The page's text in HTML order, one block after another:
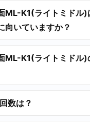
ML-K1(ライトミドル)
向いていますか？
ML-K1(ライトミドル)
数は？